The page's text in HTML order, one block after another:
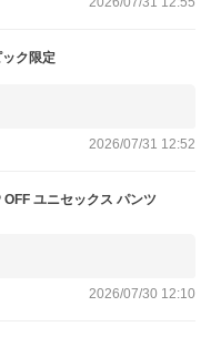
ク限定
2026/07/31 12:52
ユニセックス パンツ
2026/07/30 12:10